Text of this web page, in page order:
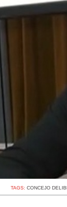
TAGS:CONCEJO